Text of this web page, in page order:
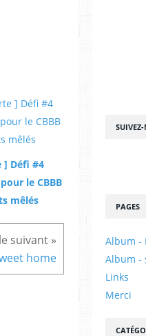
] Défi #4
le CBBB
mêlés
home
PAGES
Album -
Album -
Links
Merci